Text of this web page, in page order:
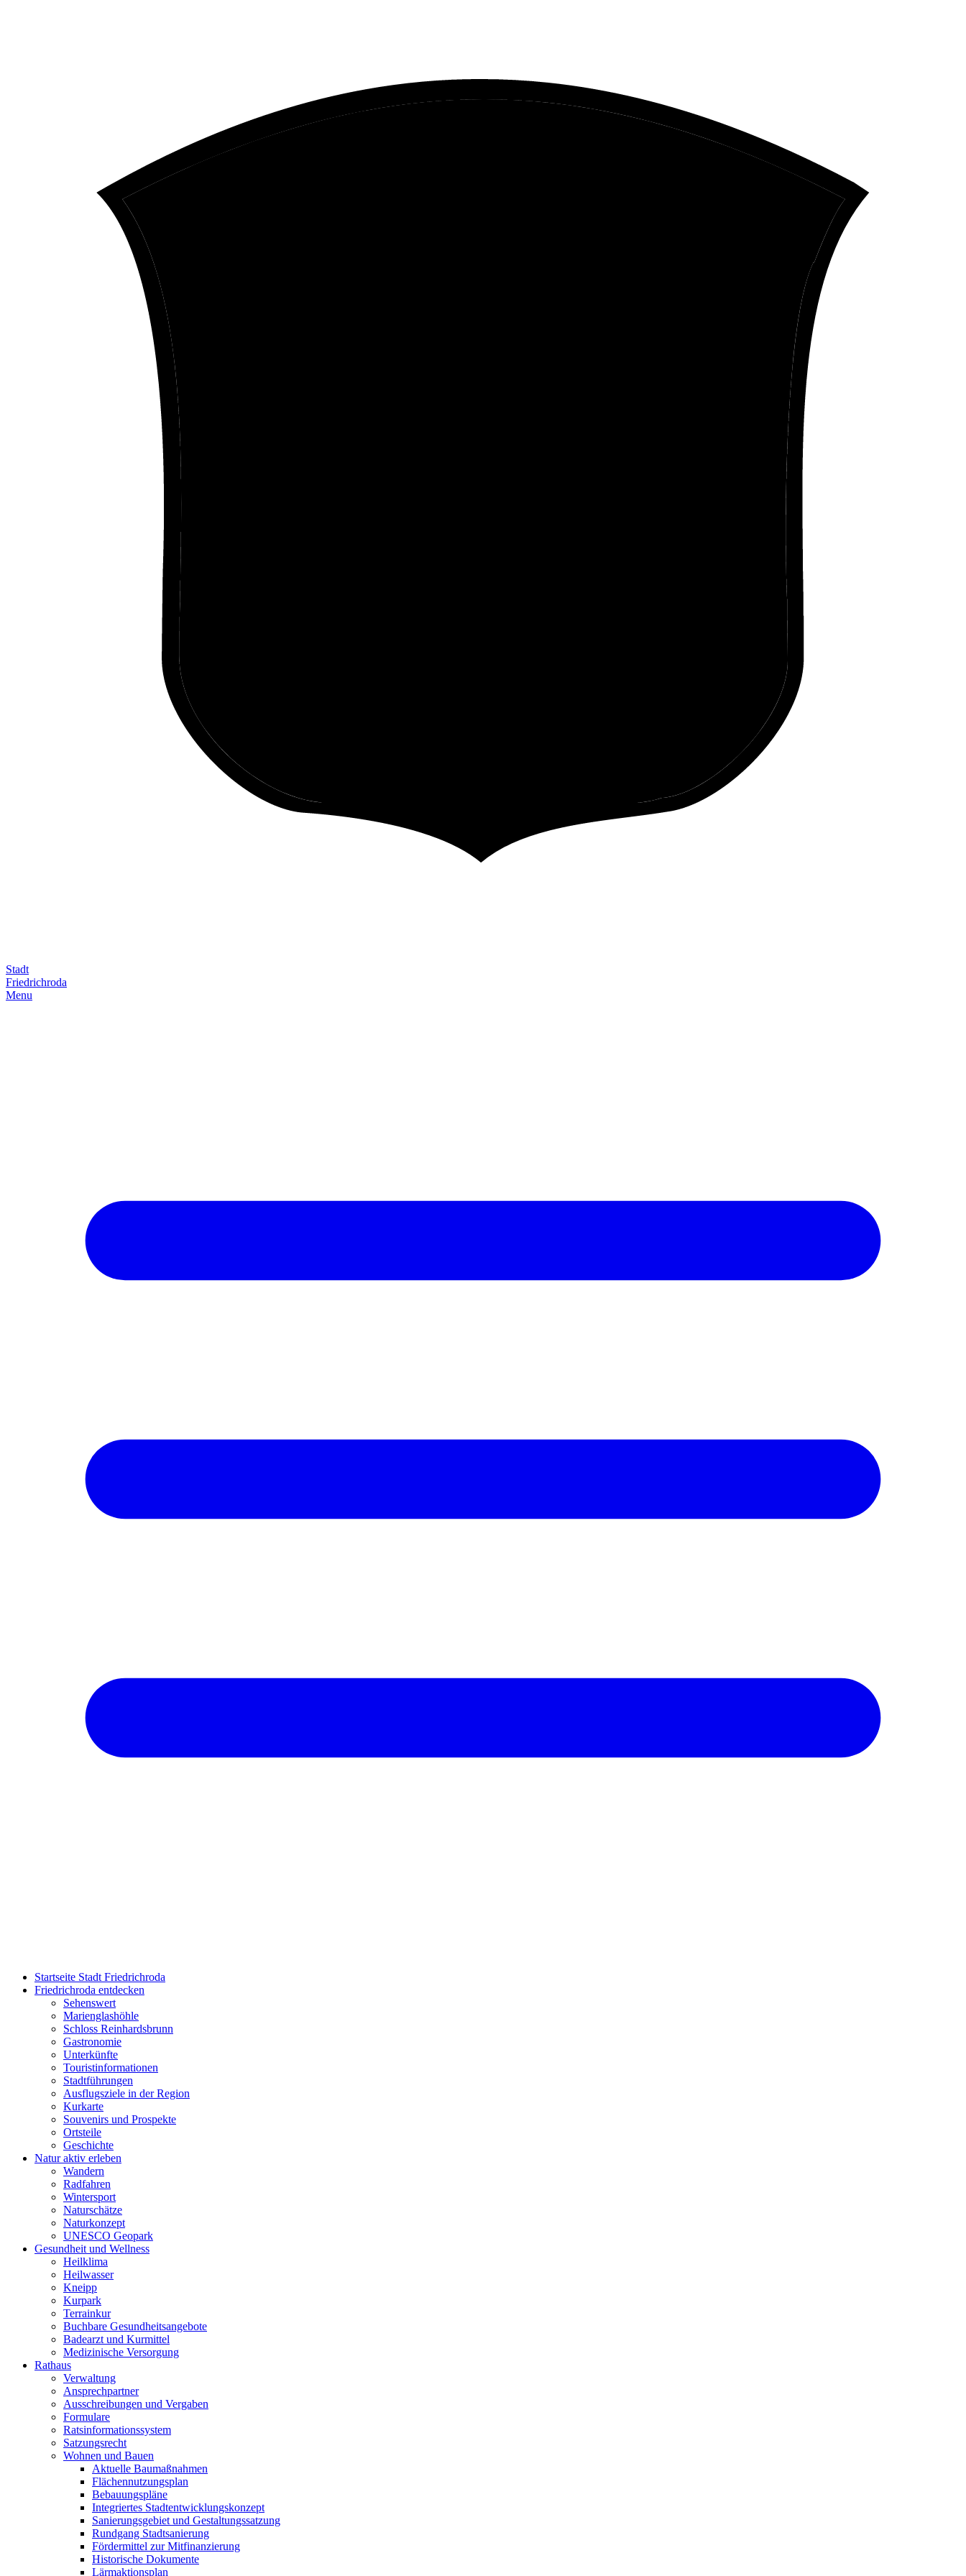
Stadt
Friedrich­roda
Menu
Startseite Stadt Friedrichroda
Friedrichroda entdecken
Sehenswert
Marienglashöhle
Schloss Reinhardsbrunn
Gastronomie
Unterkünfte
Touristinformationen
Stadtführungen
Ausflugsziele in der Region
Kurkarte
Souvenirs und Prospekte
Ortsteile
Geschichte
Natur aktiv erleben
Wandern
Radfahren
Wintersport
Naturschätze
Naturkonzept
UNESCO Geopark
Gesundheit und Wellness
Heilklima
Heilwasser
Kneipp
Kurpark
Terrainkur
Buchbare Gesundheitsangebote
Badearzt und Kurmittel
Medizinische Versorgung
Rathaus
Verwaltung
Ansprechpartner
Ausschreibungen und Vergaben
Formulare
Ratsinformationssystem
Satzungsrecht
Wohnen und Bauen
Aktuelle Baumaßnahmen
Flächennutzungsplan
Bebauungspläne
Integriertes Stadtentwicklungskonzept
Sanierungsgebiet und Gestaltungssatzung
Rundgang Stadtsanierung
Fördermittel zur Mitfinanzierung
Historische Dokumente
Lärmaktionsplan